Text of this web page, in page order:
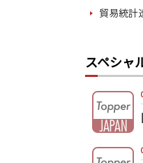
貿易統計
スペシャ